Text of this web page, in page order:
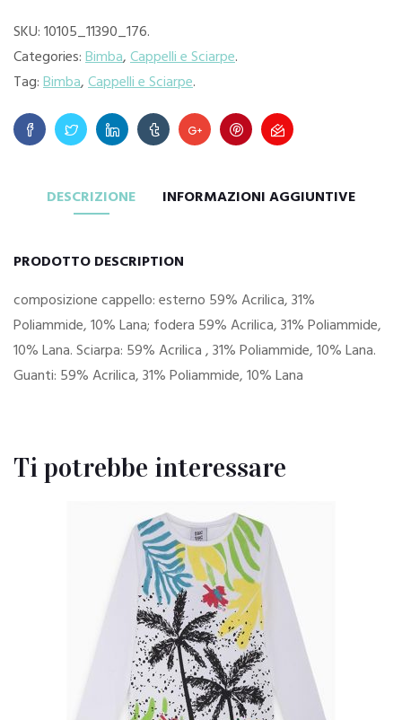
SKU:10105_11390_176.
Categories:Bimba,Cappelli e Sciarpe.
Tag:Bimba,Cappelli e Sciarpe.
DESCRIZIONE INFORMAZIONI AGGIUNTIVE
PRODOTTO DESCRIPTION
composizione cappello: esterno 59% Acrilica, 31%
Poliammide, 10% Lana; fodera 59% Acrilica, 31% Poliammide,
10% Lana. Sciarpa: 59% Acrilica , 31% Poliammide, 10% Lana.
Guanti: 59% Acrilica, 31% Poliammide, 10% Lana
Ti potrebbe interessare